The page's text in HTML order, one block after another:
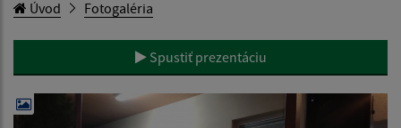
Úvod Fotogaléria
Spustiť prezentáciu